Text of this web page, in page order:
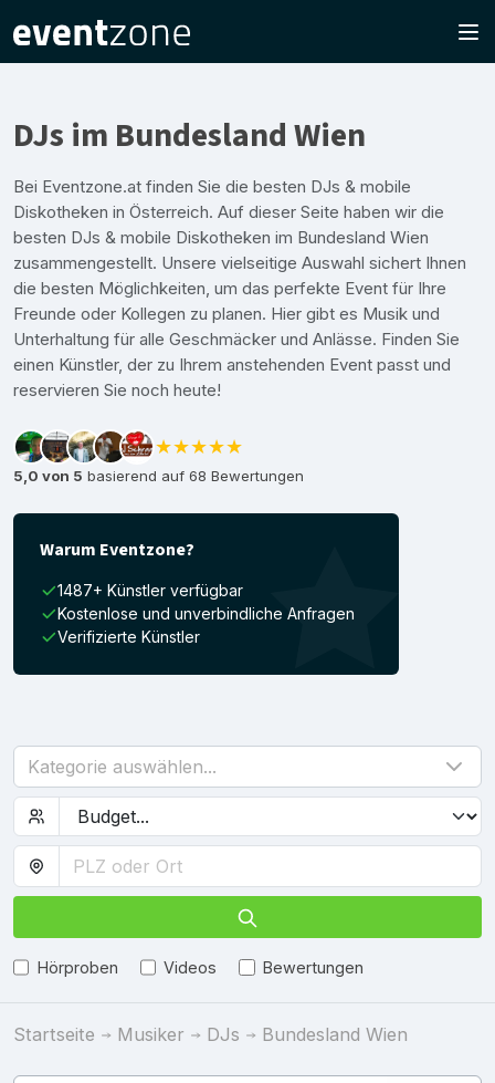
DJs im Bundesland Wien
Bei Eventzone.at finden Sie die besten DJs & mobile
Diskotheken in Österreich. Auf dieser Seite haben wir die
besten DJs & mobile Diskotheken im Bundesland Wien
zusammengestellt. Unsere vielseitige Auswahl sichert Ihnen
die besten Möglichkeiten, um das perfekte Event für Ihre
Freunde oder Kollegen zu planen. Hier gibt es Musik und
Unterhaltung für alle Geschmäcker und Anlässe. Finden Sie
einen Künstler, der zu Ihrem anstehenden Event passt und
reservieren Sie noch heute!
★★★★★
5,0 von 5 basierend auf 68 Bewertungen
Warum Eventzone?
1487+ Künstler verfügbar
Kostenlose und unverbindliche Anfragen
Verifizierte Künstler
Kategorie auswählen...
Hörproben Videos Bewertungen
Startseite Musiker DJs Bundesland Wien